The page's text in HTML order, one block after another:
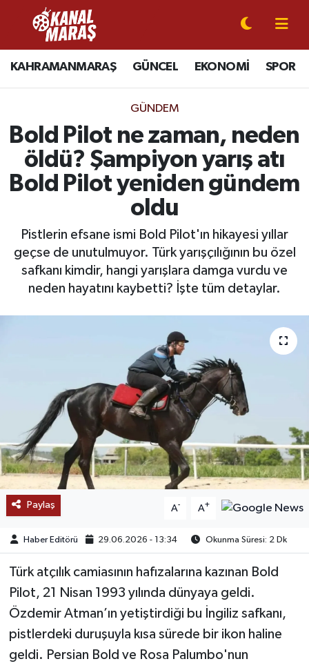
KAHRAMANMARAŞ GÜNCEL EKONOMİ SPOR
GÜNDEM
Bold Pilot ne zaman, neden
öldü? Şampiyon yarış atı
Bold Pilot yeniden gündem
oldu
Pistlerin efsane ismi Bold Pilot'ın hikayesi yıllar
geçse de unutulmuyor. Türk yarışçılığının bu özel
safkanı kimdir, hangi yarışlara damga vurdu ve
neden hayatını kaybetti? İşte tüm detaylar.
Paylaş A- A+
Haber Editörü 29.06.2026 - 13:34 Okunma Süresi: 2 Dk
Türk atçılık camiasının hafızalarına kazınan Bold
Pilot, 21 Nisan 1993 yılında dünyaya geldi.
Özdemir Atman’ın yetiştirdiği bu İngiliz safkanı,
pistlerdeki duruşuyla kısa sürede bir ikon haline
geldi. Persian Bold ve Rosa Palumbo'nun
CANLI YAYIN
KAHRAMANMARAŞ
GÜNCEL
SPOR
SİYASET
EKONOMİ
GÜNDEM
MAGAZİN
BÖLGE
KEŞFET
POPÜLER
DÜNYA
TREND
MEDYA
OTOMOTİV
TEKNOLOJİ
Kahramanmaraş Nöbetçi Eczaneler
Kahramanmaraş Hava Durumu
Kahramanmaraş Namaz Vakitleri
Kahramanmaraş Trafik Yoğunluk Haritası
Süper Lig Puan Durumu ve Fikstür
Tüm Manşetler
Son Dakika Haberleri
Haber Arşivi